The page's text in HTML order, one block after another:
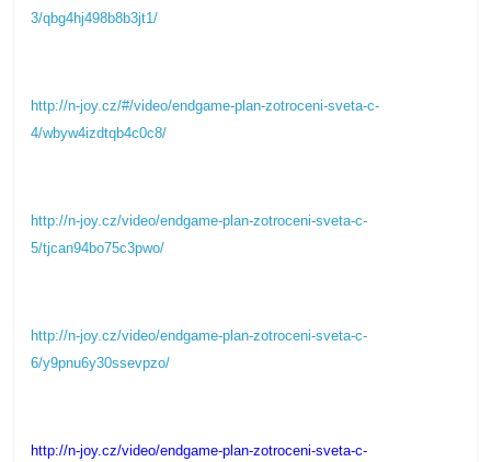
3/qbg4hj498b8b3jt1/
http://n-joy.cz/#/video/endgame-plan-zotroceni-sveta-c-
4/wbyw4izdtqb4c0c8/
http://n-joy.cz/video/endgame-plan-zotroceni-sveta-c-
5/tjcan94bo75c3pwo/
http://n-joy.cz/video/endgame-plan-zotroceni-sveta-c-
6/y9pnu6y30ssevpzo/
http://n-joy.cz/video/endgame-plan-zotroceni-sveta-c-